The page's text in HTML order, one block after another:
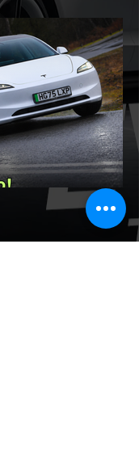
บียนรถยนต์ใน
กรกฎาคม 2569 เผย
ประเภทอยู่ที่ 58,402
ญชาติญี่ปุ่นอย่าง
ลงานได้อย่างยอดเยี่ยม
มแบรนด์สูงถึง 19,564
ดอันดับ 1 ของประเทศ
งคู่แข่งอย่างขาดลอย
ยอดจดทะเบียนรวมทุก
คิดเป็นสัดส่วนมากกว่า
เบียนรถยนต์ทั้งประเทศ